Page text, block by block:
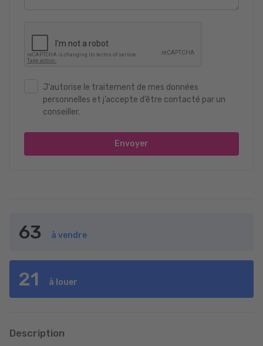
J'autorise le traitement de mes données
personnelles et j’accepte d’être contacté par un
conseiller.
Envoyer
63 à vendre
21 à louer
Description